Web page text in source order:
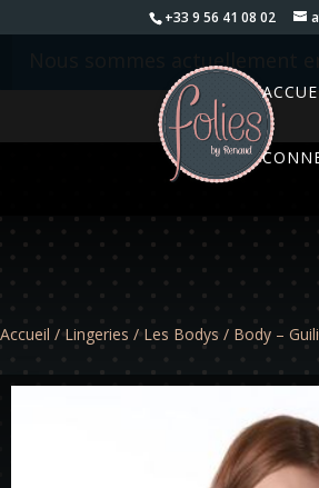
+33 9 56 41 08 02
Nous sommes actuellement
Accueil / Lingeries / Les Bodys / Body –